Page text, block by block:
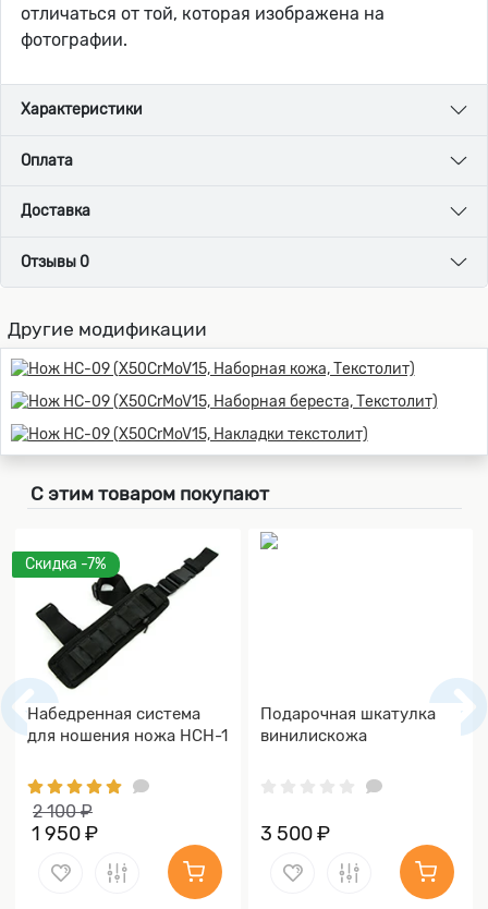
отличаться от той, которая изображена на
фотографии.
Характеристики
Оплата
Доставка
Отзывы 0
Другие модификации
С этим товаром покупают
Скидка -7%
Набедренная система
для ношения ножа НСН-1
2 100 ₽
1 950 ₽
Подарочная шкатулка
винилискожа
3 500 ₽